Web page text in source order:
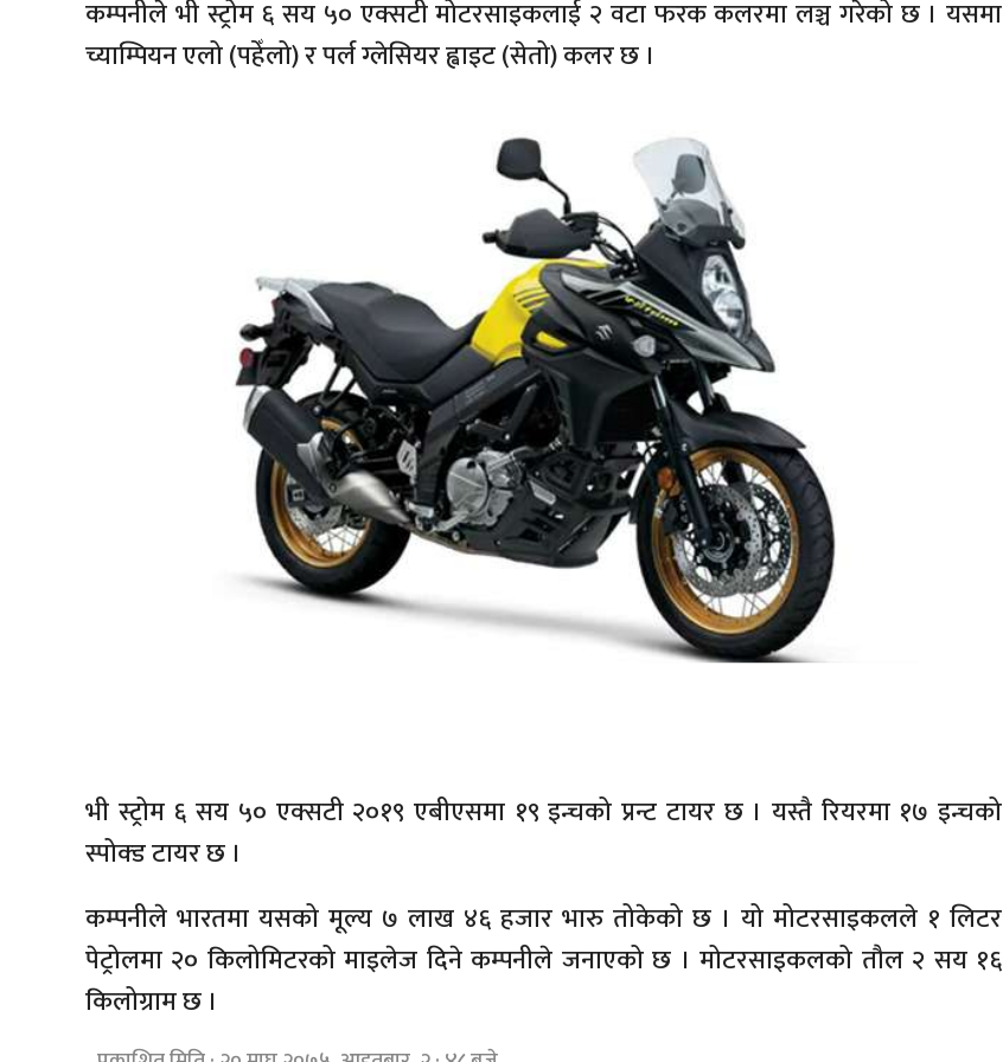
कम्पनीले भी स्ट्रोम ६ सय ५० एक्सटी मोटरसाइकलाई २ वटा फरक कलरमा लञ्च गरेको छ । यसमा
च्याम्पियन एलो (पहेँलो) र पर्ल ग्लेसियर ह्वाइट (सेतो) कलर छ ।
भी स्ट्रोम ६ सय ५० एक्सटी २०१९ एबीएसमा १९ इन्चको प्रन्ट टायर छ । यस्तै रियरमा १७ इन्चको
स्पोक्ड टायर छ ।
कम्पनीले भारतमा यसको मूल्य ७ लाख ४६ हजार भारु तोकेको छ । यो मोटरसाइकलले १ लिटर
पेट्रोलमा २० किलोमिटरको माइलेज दिने कम्पनीले जनाएको छ । मोटरसाइकलको तौल २ सय १६
किलोग्राम छ ।